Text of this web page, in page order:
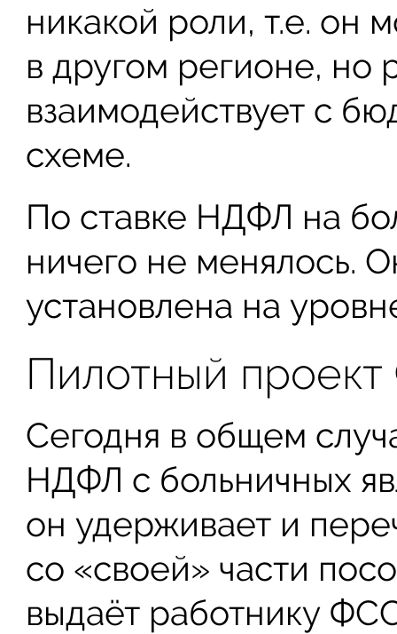
никакой роли, т.е. он
в другом регионе, но
взаимодействует с
схеме.
По ставке НДФЛ на
ничего не менялось.
установлена на
Пилотный
Сегодня в общем
НДФЛ с больничных
он удерживает и
со «своей» части
выдаёт работнику